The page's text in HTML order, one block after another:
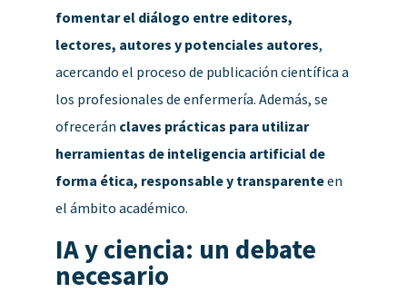
fomentar el diálogo entre editores,
lectores, autores y potenciales autores,
acercando el proceso de publicación científica a
los profesionales de enfermería. Además, se
ofrecerán claves prácticas para utilizar
herramientas de inteligencia artificial de
forma ética, responsable y transparenteen
el ámbito académico.
IA y ciencia: un debate
necesario